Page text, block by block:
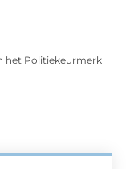
het Politiekeurmerk